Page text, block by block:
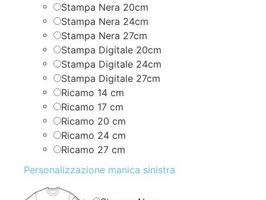
Stampa Nera 20cm
Stampa Nera 24cm
Stampa Nera 27cm
Stampa Digitale 20cm
Stampa Digitale 24cm
Stampa Digitale 27cm
Ricamo 14 cm
Ricamo 17 cm
Ricamo 20 cm
Ricamo 24 cm
Ricamo 27 cm
Personalizzazione manica sinistra